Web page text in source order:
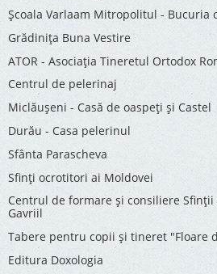
Şcoala Varlaam Mitropolitul - Bucuria
Grădinița Buna Vestire
ATOR - Asociaţia Tineretul Ortodox
Centrul de pelerinaj
Miclăușeni - Casă de oaspeţi şi Castel
Durău - Casa pelerinul
Sfânta Parascheva
Sfinți ocrotitori ai Moldovei
Centrul de formare și consiliere
Gavriil
Tabere pentru copii şi tineret "Floare
Editura Doxologia